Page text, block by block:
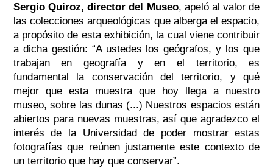
Sergio Quiroz, director del Museo, apeló al valor de
las colecciones arqueológicas que alberga el espacio,
a propósito de esta exhibición, la cual viene contribuir
a dicha gestión: “A ustedes los geógrafos, y los que
trabajan en geografía y en el territorio, es
fundamental la conservación del territorio, y qué
mejor que esta muestra que hoy llega a nuestro
museo, sobre las dunas (...) Nuestros espacios están
abiertos para nuevas muestras, así que agradezco el
interés de la Universidad de poder mostrar estas
fotografías que reúnen justamente este contexto de
un territorio que hay que conservar”.